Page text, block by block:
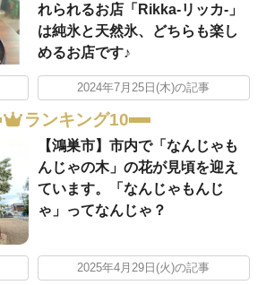
れられるお店「Rikka-リッカ-」
は純氷と天然氷、どちらも楽し
めるお店です♪
2024年7月25日(木)の記事
ランキング10
【鴻巣市】市内で「なんじゃも
んじゃの木」の花が見頃を迎え
ています。「なんじゃもんじ
ゃ」ってなんじゃ？
2025年4月29日(火)の記事